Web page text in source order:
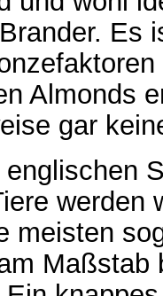
Es
Almonds
gar
werden
meisten
Maßstab